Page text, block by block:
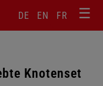
☰
DE EN FR
Suchbegriffe
Knotenset